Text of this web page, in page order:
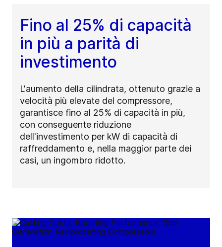
Fino al 25% di capacità
in più a parità di
investimento
L'aumento della cilindrata, ottenuto grazie a
velocità più elevate del compressore,
garantisce fino al 25% di capacità in più,
con conseguente riduzione
dell'investimento per kW di capacità di
raffreddamento e, nella maggior parte dei
casi, un ingombro ridotto.